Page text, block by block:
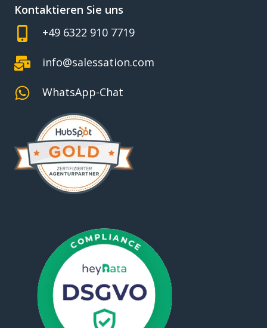
Kontaktieren Sie uns
+49 6322 910 7719
info@salessation.com
WhatsApp-Chat